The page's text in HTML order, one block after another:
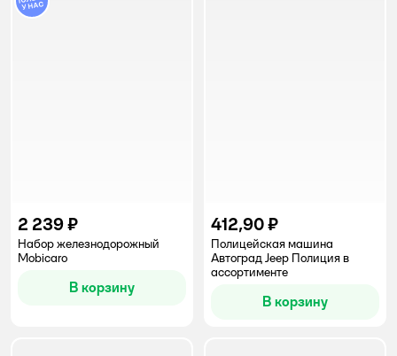
2 239 ₽
Набор железнодорожный
Mobicaro
В корзину
412,90 ₽
Полицейская машина
Автоград Jeep Полиция в
ассортименте
В корзину